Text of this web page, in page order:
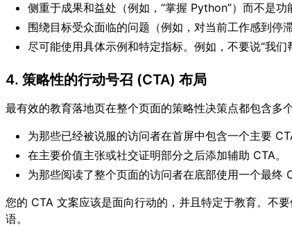
侧重于成果和益处（例如，“掌握 Python”）而不是功
围绕目标受众面临的问题（例如，对当前工作感到停
尽可能使用具体示例和特定指标。例如，不要说“我
4. 策略性的行动号召 (CTA) 布局
最有效的教育落地页在整个页面的策略性决策点都包含多个
为那些已经被说服的访问者在首屏中包含一个主要
在主要价值主张或社交证明部分之后添加辅助 CTA。
为那些阅读了整个页面的访问者在底部使用一个最终
您的 CTA 文案应该是面向行动的，并且特定于教育。不要
语。